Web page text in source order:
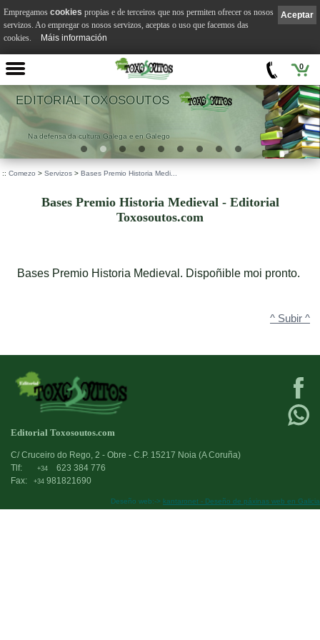
0
Galega e en Galego
:: Comezo > Servizos > Bases Premio Historia Medi...
Bases Premio Historia Medieval - Editorial
Toxosoutos.com
Bases Premio Historia Medieval. Dispoñible moi pronto.
^ Subir ^
Editorial Toxosoutos.com
C/ Cruceiro do Rego, 2 - Obre - C.P. 15217 Noia (A Coruña)
Tlf:
+34
623 384 776
Fax:
+34 981821690
Deseño web:-> kantaronet - Deseño de páxinas web en Galicia
Aceptar
Empregamos cookies propias e de terceiros que nos permiten ofrecer os nosos
servizos. Ao empregar os nosos servizos, aceptas o uso que facemos das
cookies.
Máis información